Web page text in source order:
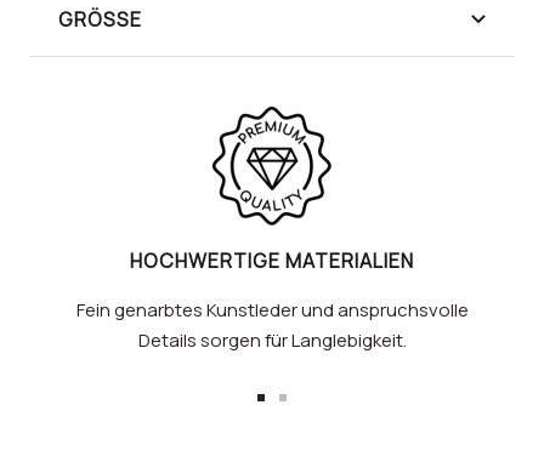
GRÖSSE
HOCHWERTIGE MATERIALIEN
Fein genarbtes Kunstleder und anspruchsvolle
Details sorgen für Langlebigkeit.